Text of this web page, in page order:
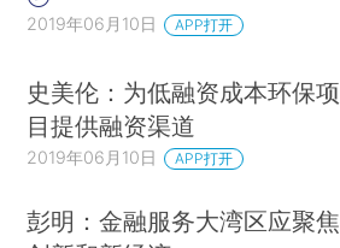
2019年06月10日 APP打开
史美伦：为低融资成本环保项
目提供融资渠道
2019年06月10日 APP打开
彭明：金融服务大湾区应聚焦